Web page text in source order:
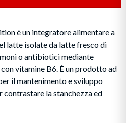
è un integratore alimentare a
latte isolate da latte fresco di
o antibiotici mediante
vitamine B6. È un prodotto ad
il mantenimento e sviluppo
contrastare la stanchezza ed